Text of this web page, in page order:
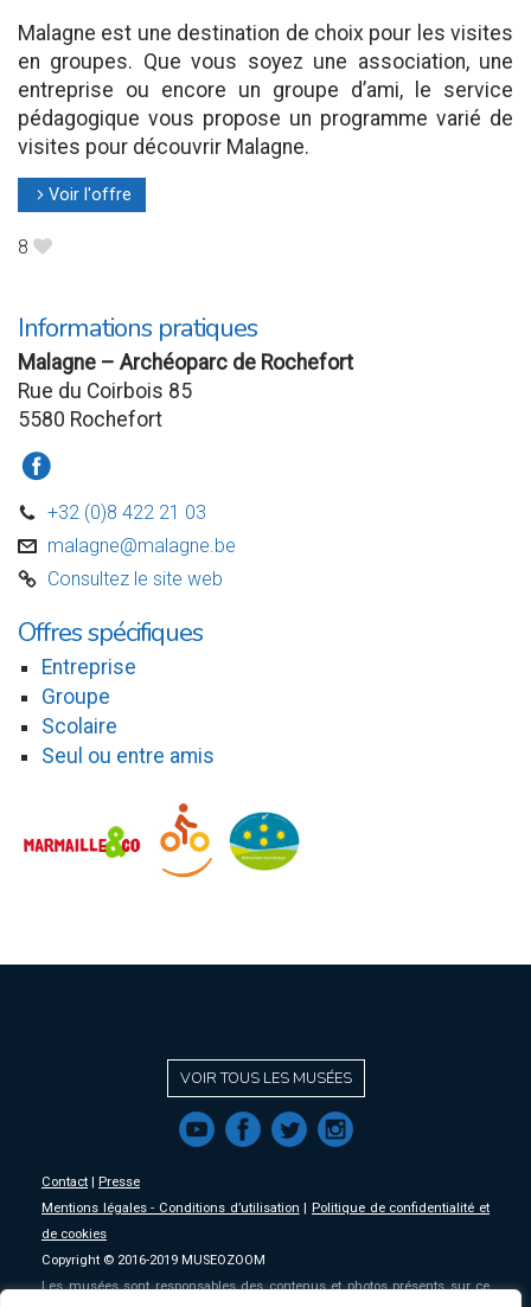
Malagne est une destination de choix pour les visites
en groupes. Que vous soyez une association, une
entreprise ou encore un groupe d’ami, le service
pédagogique vous propose un programme varié de
visites pour découvrir Malagne.
l Voir l'offre
8 B
Informations pratiques
Malagne – Archéoparc de Rochefort
Rue du Coirbois 85
5580 Rochefort
a
D +32 (0)8 422 21 03
v malagne@malagne.be
C Consultez le site web
Offres spécifiques
Entreprise
Groupe
Scolaire
Seul ou entre amis
VOIR TOUS LES MUSÉES
f a b e
Contact
Presse
Mentions légales - Conditions d’utilisation
Politique de confidentialité et
de cookies
Copyright © 2016-2019 MUSEOZOOM
Les musées sont responsables des contenus et photos présents sur ce